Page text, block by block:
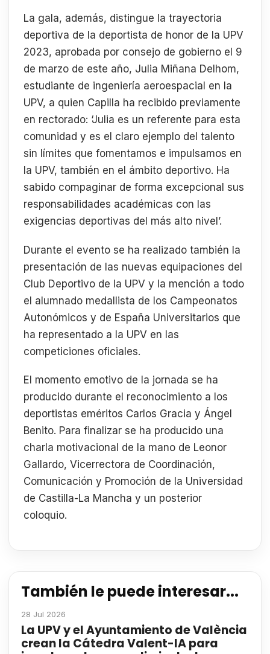
La gala, además, distingue la trayectoria
deportiva de la deportista de honor de la UPV
2023, aprobada por consejo de gobierno el 9
de marzo de este año, Julia Miñana Delhom,
estudiante de ingeniería aeroespacial en la
UPV, a quien Capilla ha recibido previamente
en rectorado: ‘Julia es un referente para esta
comunidad y es el claro ejemplo del talento
sin límites que fomentamos e impulsamos en
la UPV, también en el ámbito deportivo. Ha
sabido compaginar de forma excepcional sus
responsabilidades académicas con las
exigencias deportivas del más alto nivel’.
Durante el evento se ha realizado también la
presentación de las nuevas equipaciones del
Club Deportivo de la UPV y la mención a todo
el alumnado medallista de los Campeonatos
Autonómicos y de España Universitarios que
ha representado a la UPV en las
competiciones oficiales.
El momento emotivo de la jornada se ha
producido durante el reconocimiento a los
deportistas eméritos Carlos Gracia y Ángel
Benito. Para finalizar se ha producido una
charla motivacional de la mano de Leonor
Gallardo, Vicerrectora de Coordinación,
Comunicación y Promoción de la Universidad
de Castilla-La Mancha y un posterior
coloquio.
También le puede interesar...
28 Jul 2026
La UPV y el Ayuntamiento de València
crean la Cátedra Valent-IA para